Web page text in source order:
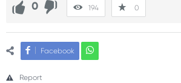
0 194 0
Facebook
Report